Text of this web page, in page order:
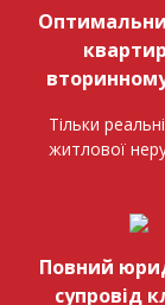
Тільки
житлової
Повний
супровід